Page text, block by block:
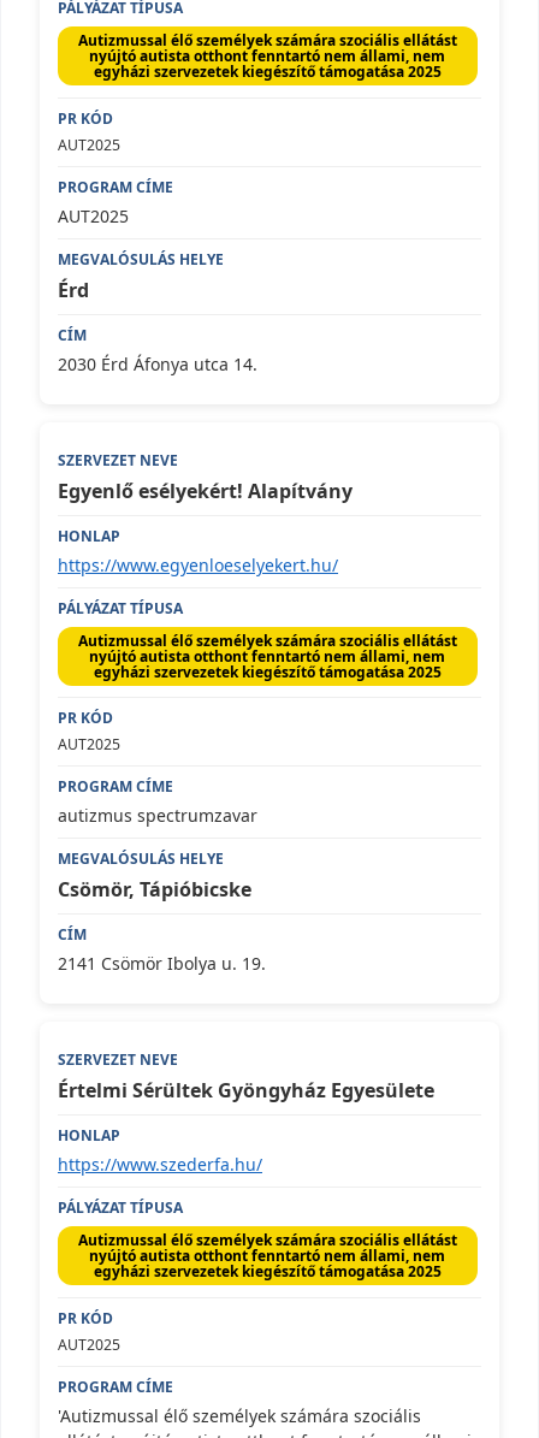
Autizmussal élő személyek számára szociális ellátást
nyújtó autista otthont fenntartó nem állami, nem
egyházi szervezetek kiegészítő támogatása 2025
AUT2025
AUT2025
Érd
2030 Érd Áfonya utca 14.
Egyenlő esélyekért! Alapítvány
https://www.egyenloeselyekert.hu/
Autizmussal élő személyek számára szociális ellátást
nyújtó autista otthont fenntartó nem állami, nem
egyházi szervezetek kiegészítő támogatása 2025
AUT2025
autizmus spectrumzavar
Csömör, Tápióbicske
2141 Csömör Ibolya u. 19.
Értelmi Sérültek Gyöngyház Egyesülete
https://www.szederfa.hu/
Autizmussal élő személyek számára szociális ellátást
nyújtó autista otthont fenntartó nem állami, nem
egyházi szervezetek kiegészítő támogatása 2025
AUT2025
'Autizmussal élő személyek számára szociális